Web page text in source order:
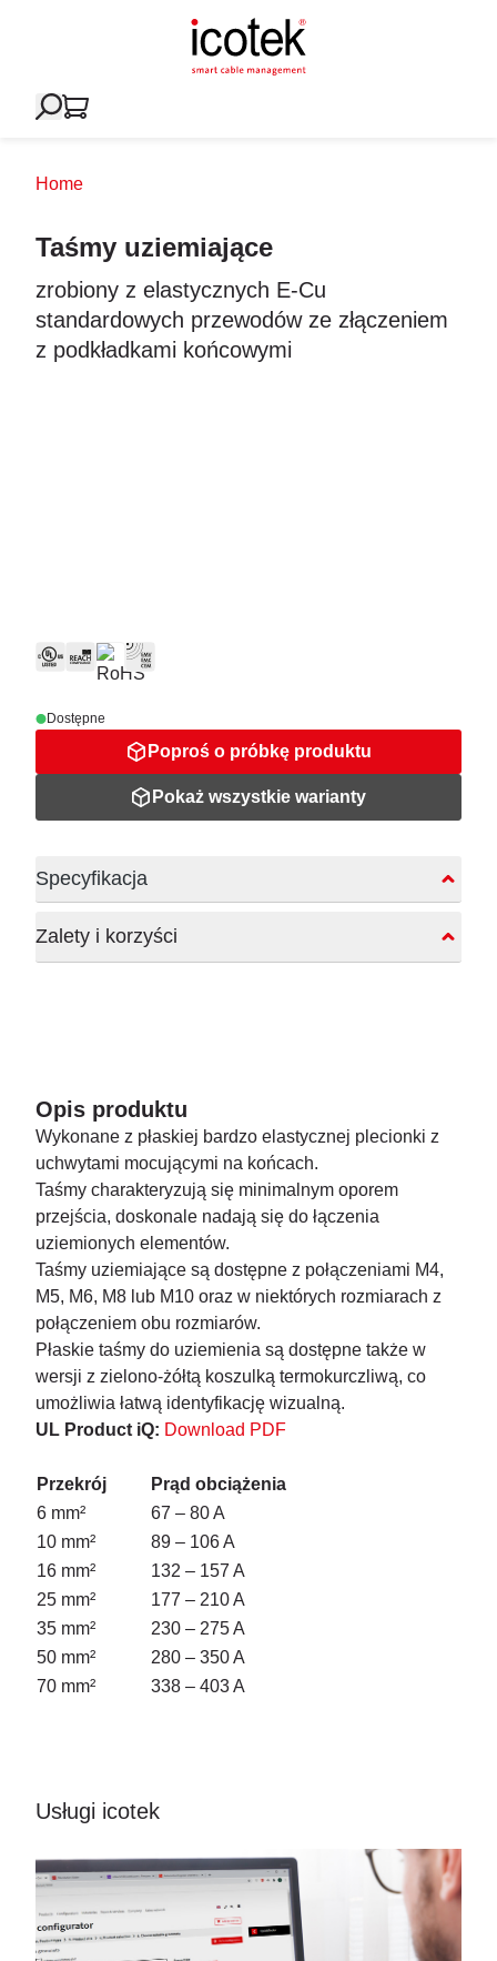
Home
Taśmy uziemiające
zrobiony z elastycznych E-Cu
standardowych przewodów ze złączeniem
z podkładkami końcowymi
Dostępne
Poproś o próbkę produktu
Pokaż wszystkie warianty
Specyfikacja
Zalety i korzyści
Opis produktu
Wykonane z płaskiej bardzo elastycznej plecionki z
uchwytami mocującymi na końcach.
Taśmy charakteryzują się minimalnym oporem
przejścia, doskonale nadają się do łączenia
uziemionych elementów.
Taśmy uziemiające są dostępne z połączeniami M4,
M5, M6, M8 lub M10 oraz w niektórych rozmiarach z
połączeniem obu rozmiarów.
Płaskie taśmy do uziemienia są dostępne także w
wersji z zielono-żółtą koszulką termokurczliwą, co
umożliwia łatwą identyfikację wizualną.
UL Product iQ: Download PDF
Przekrój
Prąd obciążenia
6 mm²
67 – 80 A
10 mm²
89 – 106 A
16 mm²
132 – 157 A
25 mm²
177 – 210 A
35 mm²
230 – 275 A
50 mm²
280 – 350 A
70 mm²
338 – 403 A
Usługi icotek